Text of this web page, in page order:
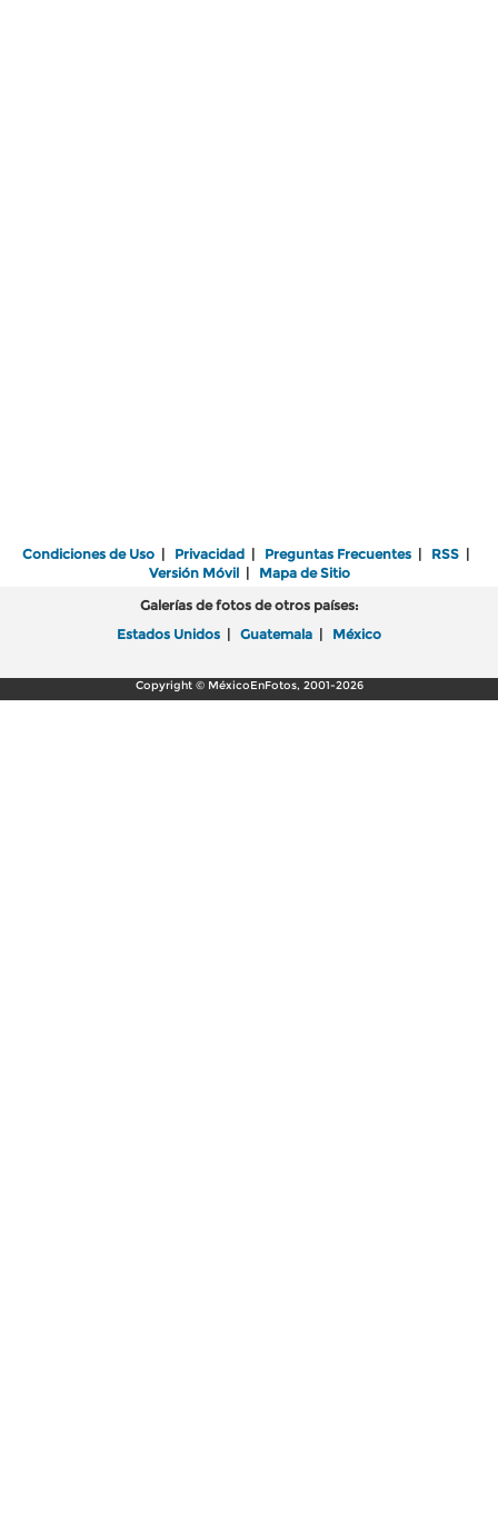
Condiciones de Uso | Privacidad | Preguntas Frecuentes | RSS |
Versión Móvil| Mapa de Sitio
Galerías de fotos de otros países:
Estados Unidos | Guatemala | México
Copyright © MéxicoEnFotos, 2001-2026